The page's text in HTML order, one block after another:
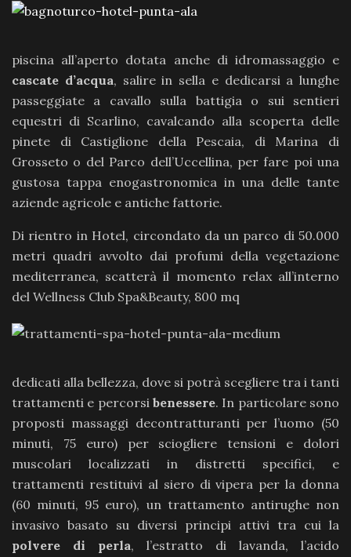
piscina all’aperto dotata anche di idromassaggio e
cascate d’acqua, salire in sella e dedicarsi a lunghe
passeggiate a cavallo sulla battigia o sui sentieri
equestri di Scarlino, cavalcando alla scoperta delle
pinete di Castiglione della Pescaia, di Marina di
Grosseto o del Parco dell’Uccellina, per fare poi una
gustosa tappa enogastronomica in una delle tante
aziende agricole e antiche fattorie.
Di rientro in Hotel, circondato da un parco di 50.000
metri quadri avvolto dai profumi della vegetazione
mediterranea, scatterà il momento relax all’interno
del Wellness Club Spa&Beauty, 800 mq
dedicati alla bellezza, dove si potrà scegliere tra i tanti
trattamenti e percorsi benessere. In particolare sono
proposti massaggi decontratturanti per l’uomo (50
minuti, 75 euro) per sciogliere tensioni e dolori
muscolari localizzati in distretti specifici, e
trattamenti restituivi al siero di vipera per la donna
(60 minuti, 95 euro), un trattamento antirughe non
invasivo basato su diversi principi attivi tra cui la
polvere di perla, l’estratto di lavanda, l’acido